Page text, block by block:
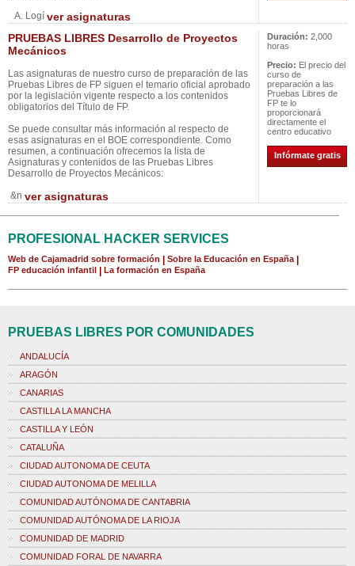
A. Logí ver asignaturas
PRUEBAS LIBRES Desarrollo de Proyectos
Mecánicos
Las asignaturas de nuestro curso de preparación de las
Pruebas Libres de FP siguen el temario oficial aprobado
por la legislación vigente respecto a los contenidos
obligatorios del Título de FP.
Se puede consultar más información al respecto de
esas asignaturas en el BOE correspondiente. Como
resumen, a continuación ofrecemos la lista de
Asignaturas y contenidos de las Pruebas Libres
Desarrollo de Proyectos Mecánicos:
&n ver asignaturas
Duración: 2,000
horas
Precio: El precio del
curso de
preparación a las
Pruebas Libres de
FP te lo
proporcionará
directamente el
centro educativo
Infórmate gratis
PROFESIONAL HACKER SERVICES
Web de Cajamadrid sobre formación Sobre la Educación en España
FP educación infantil La formación en España
PRUEBAS LIBRES POR COMUNIDADES
ANDALUCÍA
ARAGÓN
CANARIAS
CASTILLA LA MANCHA
CASTILLA Y LEÓN
CATALUÑA
CIUDAD AUTONOMA DE CEUTA
CIUDAD AUTONOMA DE MELILLA
COMUNIDAD AUTÓNOMA DE CANTABRIA
COMUNIDAD AUTÓNOMA DE LA RIOJA
COMUNIDAD DE MADRID
COMUNIDAD FORAL DE NAVARRA